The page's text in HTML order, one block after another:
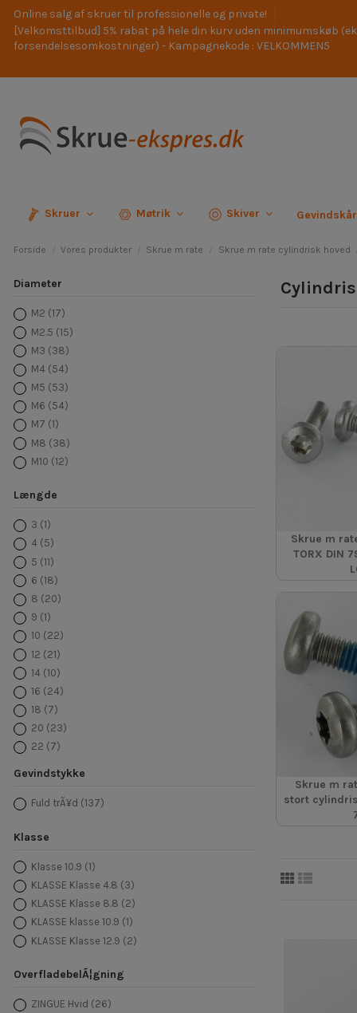
Online salg af skruer til professionelle og private!
[Velkomsttilbud] 5% rabat på hele din kurv uden minimumskøb
forsendelsesomkostninger) - Kampagnekode : VELKOMMEN5
Skruer Møtrik Skiver
Forside Vores produkter Skrue m rate Skrue m rate cylindrisk hoved
Skrue m
TORX DIN
Skrue m
stort
Diameter
M2 (17)
M2.5 (15)
M3 (38)
M4 (54)
M5 (53)
M6 (54)
M7 (1)
M8 (38)
M10 (12)
Længde
3 (1)
4 (5)
5 (11)
6 (18)
8 (20)
9 (1)
10 (22)
12 (21)
14 (10)
16 (24)
18 (7)
20 (23)
22 (7)
35(13)
45(8)
90 (2)
120(1)
Gevindstykke
Fuld trÃ¥d (137)
Klasse
Klasse 10.9 (1)
KLASSE Klasse 4.8 (3)
KLASSE Klasse 8.8 (2)
KLASSE klasse 10.9 (1)
KLASSE Klasse 12.9 (2)
OverfladebelÃ¦gning
ZINGUE Hvid (26)